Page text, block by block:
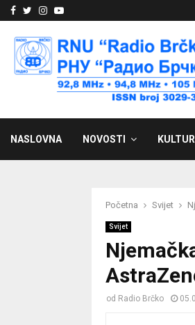
Facebook
Twitter
Instagram
Youtube
NASLOVNA NOVOSTI
Početna Svijet
Svijet
od Radio Brčko